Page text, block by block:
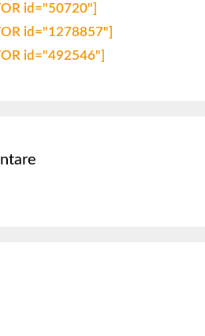
id="50720"]
id="1278857"]
id="492546"]